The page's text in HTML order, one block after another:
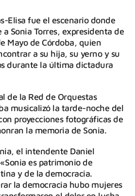
Elisa fue el escenario donde
Sonia Torres, expresidenta de
Mayo de Córdoba, quien
a su hija, su yerno y su
durante la última dictadura
de la Red de Orquestas
musicalizó la tarde-noche del
proyecciones fotográficas de
la memoria de Sonia.
el intendente Daniel
es patrimonio de
y de la democracia.
la democracia hubo mujeres